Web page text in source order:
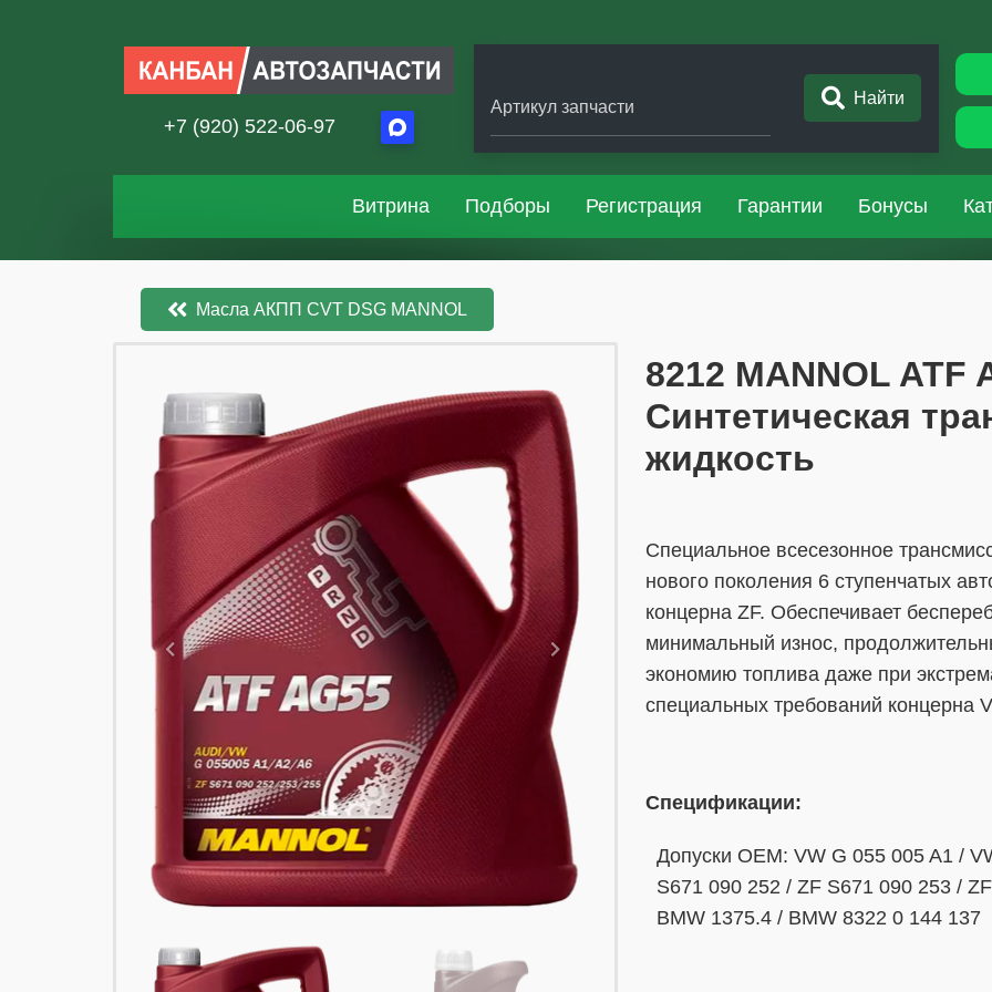
+7 (920) 522-06-97
Артикул запчасти Найти
Витрина Подборы Регистрация Гарантии Бонусы
Масла АКПП CVT DSG MANNOL
​​​​8212 MANNOL ATF
Синтетическая
жидкость
Специальное всесезонное
нового поколения 6 ступенчатых
концерна ZF. Обеспечивает
минимальный износ,
экономию топлива даже при
специальных требований концерна
Спецификации:
Допуски OEM: VW G 055 005 A1 /
S671 090 252 / ZF S671 090 253 /
BMW 1375.4 / BMW 8322 0 144 137